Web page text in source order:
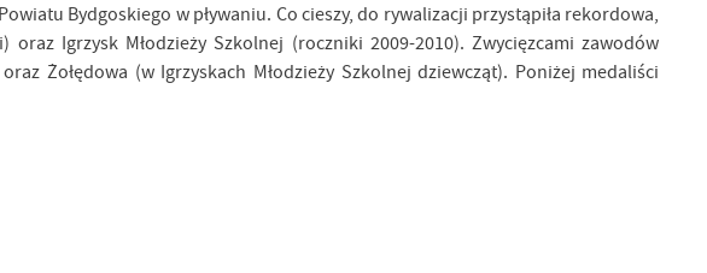
Bydgoskiego w pływaniu. Co cieszy, do rywalizacji przystąpiła rekordowa,
Igrzysk Młodzieży Szkolnej (roczniki 2009-2010). Zwycięzcami zawodów
Żołędowa (w Igrzyskach Młodzieży Szkolnej dziewcząt). Poniżej medaliści